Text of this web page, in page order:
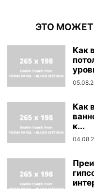
ЭТО
Как
Как
к...